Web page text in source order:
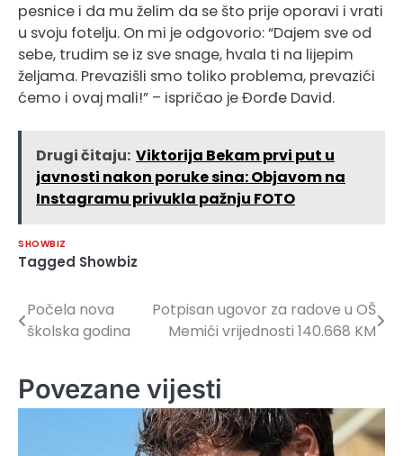
pesnice i da mu želim da se što prije oporavi i vrati
u svoju fotelju. On mi je odgovorio: “Dajem sve od
sebe, trudim se iz sve snage, hvala ti na lijepim
željama. Prevazišli smo toliko problema, prevazići
ćemo i ovaj mali!” – ispričao je Đorđe David.
Drugi čitaju: Viktorija Bekam prvi put u
javnosti nakon poruke sina: Objavom na
Instagramu privukla pažnju FOTO
SHOWBIZ
Tagged Showbiz
Navigacija
članaka
Počela nova
školska godina
Potpisan ugovor za radove u OŠ
Memići vrijednosti 140.668 KM
Povezane vijesti